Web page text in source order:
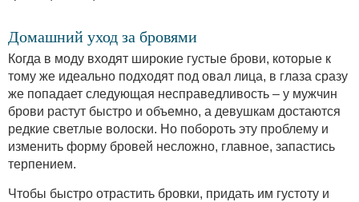
Домашний уход за бровями
Когда в моду входят широкие густые брови, которые к
тому же идеально подходят под овал лица, в глаза сразу
же попадает следующая несправедливость – у мужчин
брови растут быстро и объемно, а девушкам достаются
редкие светлые волоски. Но побороть эту проблему и
изменить форму бровей несложно, главное, запастись
терпением.
Чтобы быстро отрастить бровки, придать им густоту и